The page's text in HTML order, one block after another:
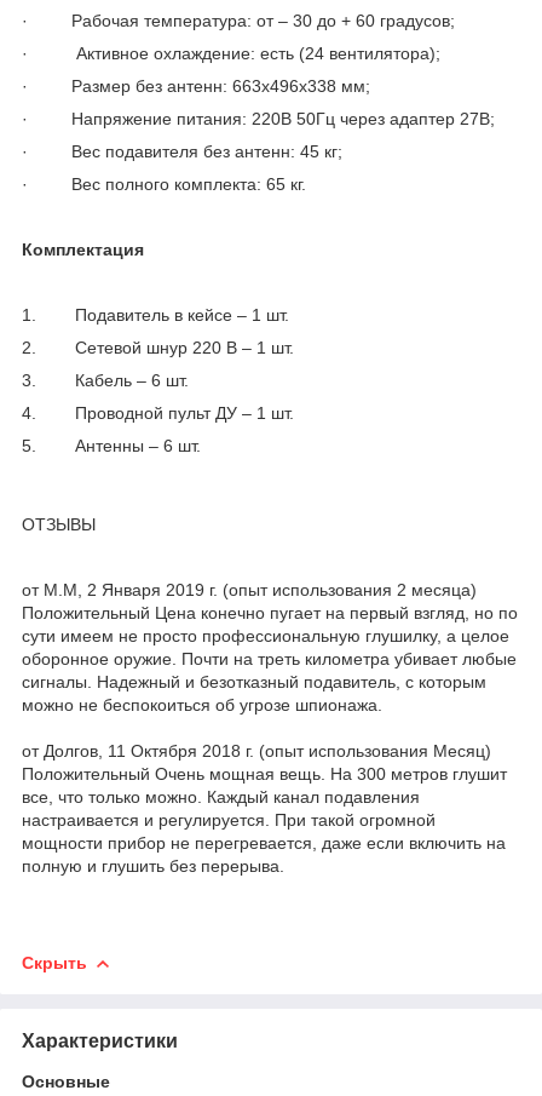
· Рабочая температура: от – 30 до + 60 градусов;
· Активное охлаждение: есть (24 вентилятора);
· Размер без антенн: 663х496х338 мм;
· Напряжение питания: 220В 50Гц через адаптер 27В;
· Вес подавителя без антенн: 45 кг;
· Вес полного комплекта: 65 кг.
Комплектация
1. Подавитель в кейсе – 1 шт.
2. Сетевой шнур 220 В – 1 шт.
3. Кабель – 6 шт.
4. Проводной пульт ДУ – 1 шт.
5. Антенны – 6 шт.
ОТЗЫВЫ
от М.М, 2 Января 2019 г. (опыт использования 2 месяца)
Положительный Цена конечно пугает на первый взгляд, но по
сути имеем не просто профессиональную глушилку, а целое
оборонное оружие. Почти на треть километра убивает любые
сигналы. Надежный и безотказный подавитель, с которым
можно не беспокоиться об угрозе шпионажа.
от Долгов, 11 Октября 2018 г. (опыт использования Месяц)
Положительный Очень мощная вещь. На 300 метров глушит
все, что только можно. Каждый канал подавления
настраивается и регулируется. При такой огромной
мощности прибор не перегревается, даже если включить на
полную и глушить без перерыва.
Скрыть
Характеристики
Основные